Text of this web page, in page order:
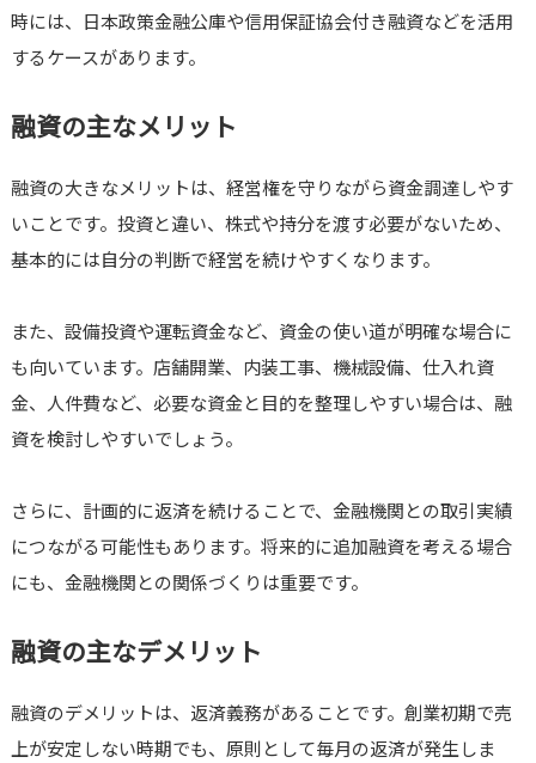
時には、日本政策金融公庫や信用保証協会付き融資などを活用
するケースがあります。
融資の主なメリット
融資の大きなメリットは、経営権を守りながら資金調達しやす
いことです。投資と違い、株式や持分を渡す必要がないため、
基本的には自分の判断で経営を続けやすくなります。
また、設備投資や運転資金など、資金の使い道が明確な場合に
も向いています。店舗開業、内装工事、機械設備、仕入れ資
金、人件費など、必要な資金と目的を整理しやすい場合は、融
資を検討しやすいでしょう。
さらに、計画的に返済を続けることで、金融機関との取引実績
につながる可能性もあります。将来的に追加融資を考える場合
にも、金融機関との関係づくりは重要です。
融資の主なデメリット
融資のデメリットは、返済義務があることです。創業初期で売
上が安定しない時期でも、原則として毎月の返済が発生しま